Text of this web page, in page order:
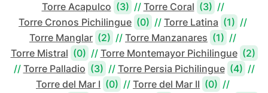
Torre Acapulco (3) // Torre Coral (3) //
Torre Cronos Pichilingue (0) // Torre Latina (1) //
Torre Manglar (2) // Torre Manzanares (1) //
Torre Mistral (0) // Torre Montemayor Pichilingue (2)
// Torre Palladio (3) // Torre Persia Pichilingue (4) //
Torre del Mar I (0) // Torre del Mar II (0) //